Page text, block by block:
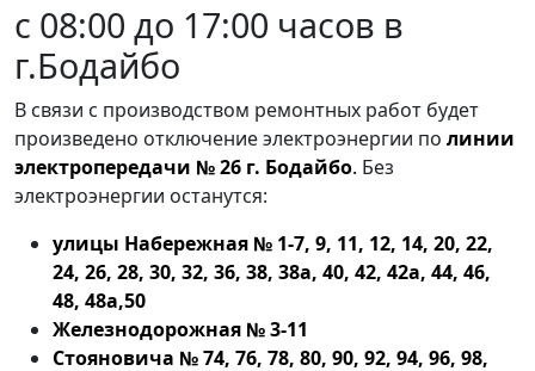
с 08:00 до 17:00 часов в
г.Бодайбо
В связи с производством ремонтных работ будет
произведено отключение электроэнергии по линии
электропередачи № 26 г. Бодайбо. Без
электроэнергии останутся:
улицы Набережная № 1-7, 9, 11, 12, 14, 20, 22,
24, 26, 28, 30, 32, 36, 38, 38а, 40, 42, 42а, 44, 46,
48, 48а,50
Железнодорожная № 3-11
Стояновича № 74, 76, 78, 80, 90, 92, 94, 96, 98,